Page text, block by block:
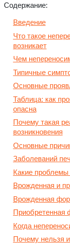
Содержание:
Введение
Что такое
возникает
Чем
Типичные
Основные
Таблица: как
опасна
Почему такая
возникновения
Основные
Заболеваний
Какие
Врожденная и
Врожденная
Приобретенная
Когда
Почему нельзя